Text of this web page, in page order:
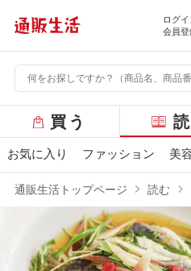
ログイ
会員登
ー
バ
買う
お気に入り ファッション 美
通販生活トップページ 読む